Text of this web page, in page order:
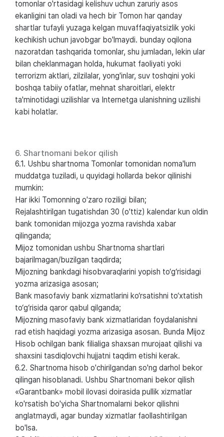
tomonlar o'rtasidagi kelishuv uchun zaruriy asos
ekanligini tan oladi va hech bir Tomon har qanday
shartlar tufayli yuzaga kelgan muvaffaqiyatsizlik yoki
kechikish uchun javobgar bo'lmaydi. bunday oqilona
nazoratdan tashqarida tomonlar, shu jumladan, lekin ular
bilan cheklanmagan holda, hukumat faoliyati yoki
terrorizm aktlari, zilzilalar, yong'inlar, suv toshqini yoki
boshqa tabiiy ofatlar, mehnat sharoitlari, elektr
ta'minotidagi uzilishlar va Internetga ulanishning uzilishi
kabi holatlar.
6. Shartnomani bekor qilish
6.1. Ushbu shartnoma Tomonlar tomonidan noma'lum
muddatga tuziladi, u quyidagi hollarda bekor qilinishi
mumkin:
Har ikki Tomonning o'zaro roziligi bilan;
Rejalashtirilgan tugatishdan 30 (o'ttiz) kalendar kun oldin
bank tomonidan mijozga yozma ravishda xabar
qilinganda;
Mijoz tomonidan ushbu Shartnoma shartlari
bajarilmagan/buzilgan taqdirda;
Mijozning bankdagi hisobvaraqlarini yopish to‘g‘risidagi
yozma arizasiga asosan;
Bank masofaviy bank xizmatlarini ko‘rsatishni to‘xtatish
to‘g‘risida qaror qabul qilganda;
Mijozning masofaviy bank xizmatlaridan foydalanishni
rad etish haqidagi yozma arizasiga asosan. Bunda Mijoz
Hisob ochilgan bank filialiga shaxsan murojaat qilishi va
shaxsini tasdiqlovchi hujjatni taqdim etishi kerak.
6.2. Shartnoma hisob o'chirilgandan so'ng darhol bekor
qilingan hisoblanadi. Ushbu Shartnomani bekor qilish
«Garantbank» mobil ilovasi doirasida pullik xizmatlar
ko'rsatish bo'yicha Shartnomalarni bekor qilishni
anglatmaydi, agar bunday xizmatlar faollashtirilgan
bo'lsa.